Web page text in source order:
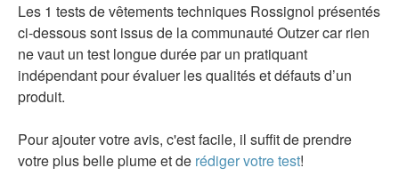
Les 1 tests de vêtements techniques Rossignol présentés
ci-dessous sont issus de la communauté Outzer car rien
ne vaut un test longue durée par un pratiquant
indépendant pour évaluer les qualités et défauts d’un
produit.
Pour ajouter votre avis, c'est facile, il suffit de prendre
votre plus belle plume et de rédiger votre test!